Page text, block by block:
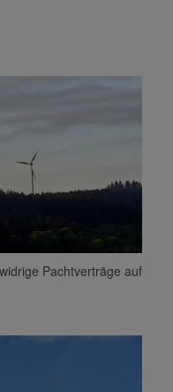
Pachtverträge auf